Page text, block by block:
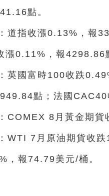
點。
道指收漲0.13%，報
漲0.11%，報4298.86
英國富時100收跌
點；法國
COMEX 8月黃金期
WTI 7月原油期貨收
，報74.79美元/桶